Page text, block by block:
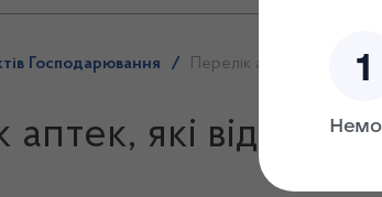
Господарювання / Перелік аптек, які
аптек, які